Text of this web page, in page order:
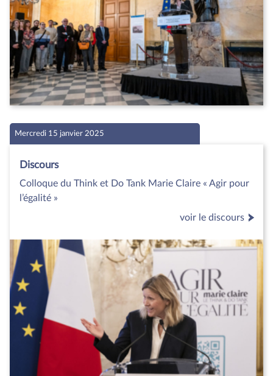
Mercredi 15 janvier 2025
Discours
Colloque du Think et Do Tank Marie Claire « Agir pour
l’égalité »
voir le discours